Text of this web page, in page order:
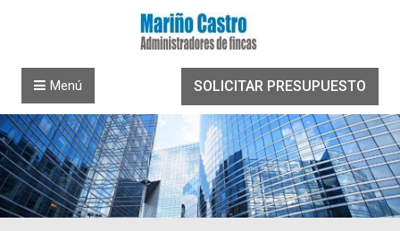
SOLICITAR PRESUPUESTO
Menú